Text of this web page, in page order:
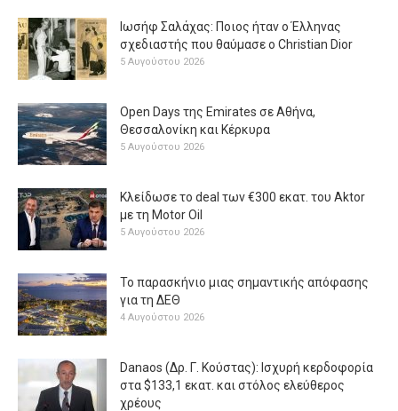
Ιωσήφ Σαλάχας: Ποιος ήταν ο Έλληνας
σχεδιαστής που θαύμασε ο Christian Dior
5 Αυγούστου 2026
Open Days της Emirates σε Αθήνα,
Θεσσαλονίκη και Κέρκυρα
5 Αυγούστου 2026
Κλείδωσε το deal των €300 εκατ. του Aktor
με τη Μotor Oil
5 Αυγούστου 2026
Το παρασκήνιο μιας σημαντικής απόφασης
για τη ΔΕΘ
4 Αυγούστου 2026
Danaos (Δρ. Γ. Κούστας): Ισχυρή κερδοφορία
στα $133,1 εκατ. και στόλος ελεύθερος
χρέους